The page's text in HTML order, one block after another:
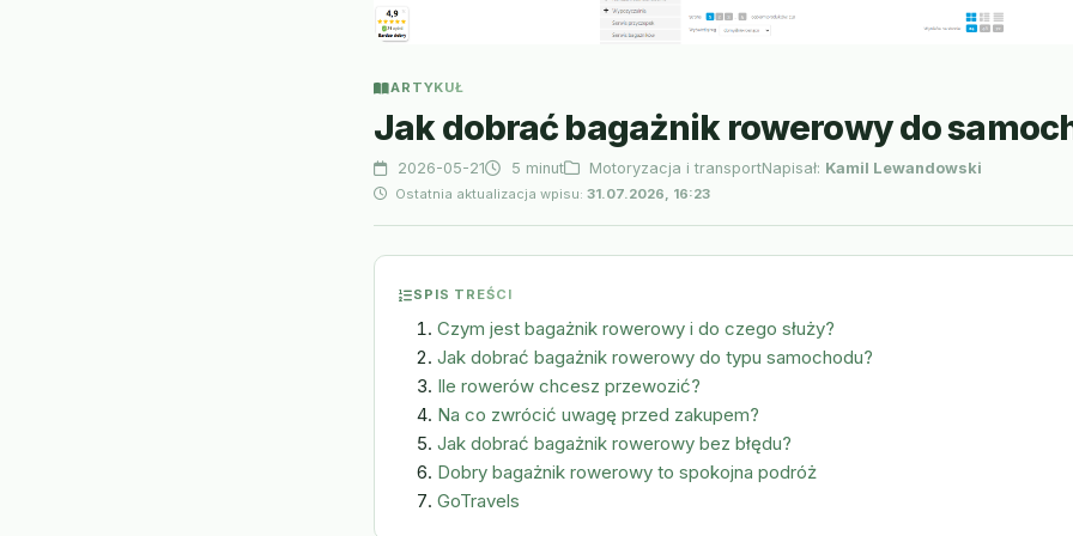
ARTYKUŁ
Jak dobrać bagażnik rowerowy do
2026-05-21 5 minut Motoryzacja i transportNapisał: Kamil Lewandowski
Ostatnia aktualizacja wpisu: 31.07.2026, 16:23
SPIS TREŚCI
Czym jest bagażnik rowerowy i do czego służy?
Jak dobrać bagażnik rowerowy do typu samochodu?
Ile rowerów chcesz przewozić?
Na co zwrócić uwagę przed zakupem?
Jak dobrać bagażnik rowerowy bez błędu?
Dobry bagażnik rowerowy to spokojna podróż
GoTravels